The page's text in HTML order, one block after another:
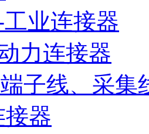
业连接器
力连接器
子线、采集
器